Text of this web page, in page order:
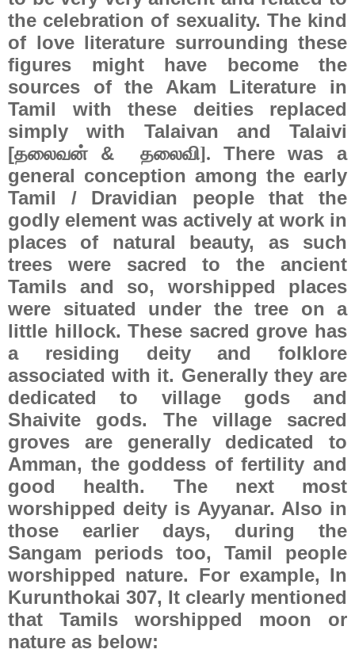
the celebration of sexuality. The kind
of love literature surrounding these
figures might have become the
sources of the Akam Literature in
Tamil with these deities replaced
simply with Talaivan and Talaivi
[தலைவன் & தலைவி]. There was a
general conception among the early
Tamil / Dravidian people that the
godly element was actively at work in
places of natural beauty, as such
trees were sacred to the ancient
Tamils and so, worshipped places
were situated under the tree on a
little hillock. These sacred grove has
a residing deity and folklore
associated with it. Generally they are
dedicated to village gods and
Shaivite gods. The village sacred
groves are generally dedicated to
Amman, the goddess of fertility and
good health. The next most
worshipped deity is Ayyanar. Also in
those earlier days, during the
Sangam periods too, Tamil people
worshipped nature. For example, In
Kurunthokai 307, It clearly mentioned
that Tamils worshipped moon or
nature as below: